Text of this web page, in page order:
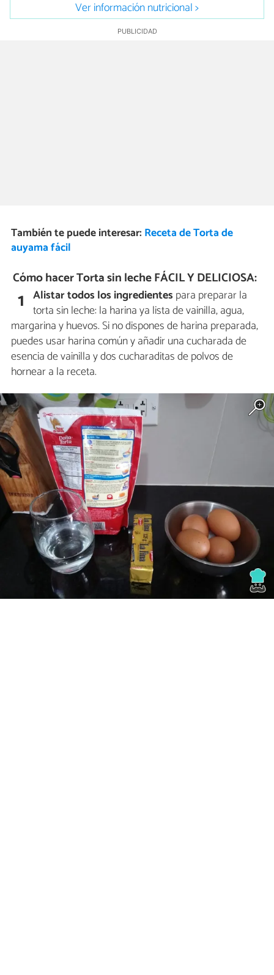
Ver información nutricional >
También te puede interesar: Receta de Torta de
auyama fácil
Cómo hacer Torta sin leche FÁCIL Y DELICIOSA:
1 Alistar todos los ingredientes para preparar la
torta sin leche: la harina ya lista de vainilla, agua,
margarina y huevos. Si no dispones de harina preparada,
puedes usar harina común y añadir una cucharada de
esencia de vainilla y dos cucharaditas de polvos de
hornear a la receta.